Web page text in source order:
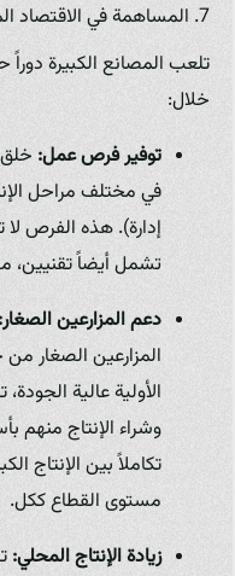
7. المساهمة في الاقتصاد المحلي وتوفير فرص العمل:
تلعب المصانع الكبيرة دوراً
خلال:
توفير فرص عمل:خلق
في مختلف مراحل
إدارة). هذه الفرص لا
تشمل أيضاً تقنيين،
دعم المزارعين الصغار:
المزارعين الصغار من
الأولية عالية
وشراء الإنتاج منهم
تكاملاً بين الإنتاج
مستوى القطاع ككل.
زيادة الإنتاج المحلي: